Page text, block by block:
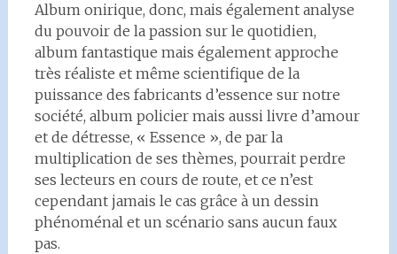
Album onirique, donc, mais également analyse
du pouvoir de la passion sur le quotidien,
album fantastique mais également approche
très réaliste et même scientifique de la
puissance des fabricants d’essence sur notre
société, album policier mais aussi livre d’amour
et de détresse, « Essence », de par la
multiplication de ses thèmes, pourrait perdre
ses lecteurs en cours de route, et ce n’est
cependant jamais le cas grâce à un dessin
phénoménal et un scénario sans aucun faux
pas.